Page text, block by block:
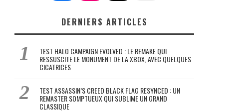
DERNIERS ARTICLES
TEST HALO CAMPAIGN EVOLVED : LE REMAKE QUI
RESSUSCITE LE MONUMENT DE LA XBOX, AVEC QUELQUES
CICATRICES
TEST ASSASSIN’S CREED BLACK FLAG RESYNCED : UN
REMASTER SOMPTUEUX QUI SUBLIME UN GRAND
CLASSIQUE